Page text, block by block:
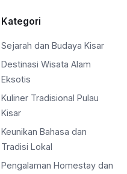
Kategori
Sejarah dan Budaya Kisar
Destinasi Wisata Alam
Eksotis
Kuliner Tradisional Pulau
Kisar
Keunikan Bahasa dan
Tradisi Lokal
Pengalaman Homestay dan